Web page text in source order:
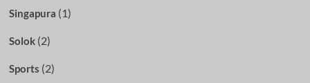
Singapura (1)
Solok(2)
Sports (2)